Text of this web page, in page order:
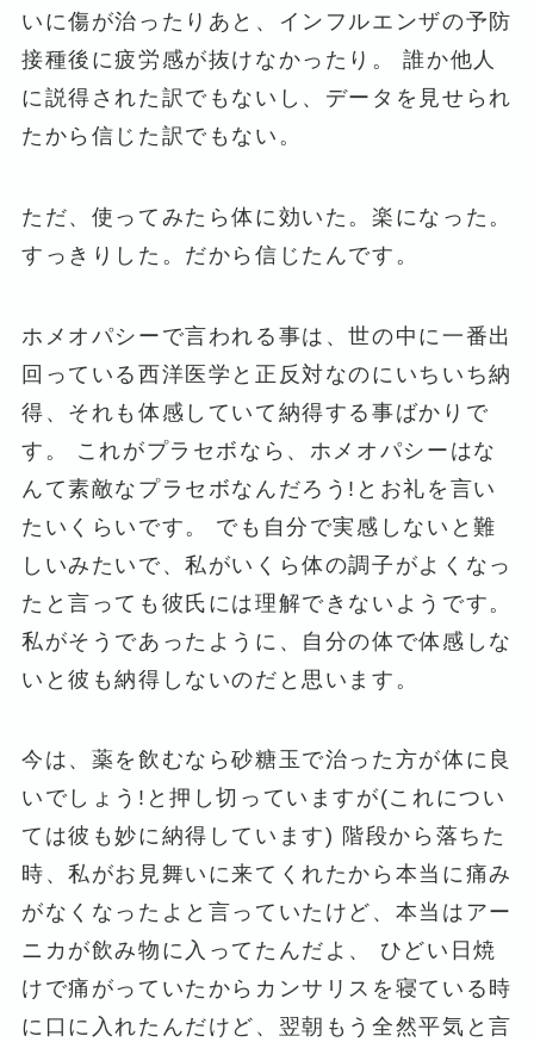
いに傷が治ったりあと、インフルエンザの予防
接種後に疲労感が抜けなかったり。 誰か他人
に説得された訳でもないし、データを見せられ
たから信じた訳でもない。
ただ、使ってみたら体に効いた。楽になった。
すっきりした。だから信じたんです。
ホメオパシーで言われる事は、世の中に一番出
回っている西洋医学と正反対なのにいちいち納
得、それも体感していて納得する事ばかりで
す。 これがプラセボなら、ホメオパシーはな
んて素敵なプラセボなんだろう!とお礼を言い
たいくらいです。 でも自分で実感しないと難
しいみたいで、私がいくら体の調子がよくなっ
たと言っても彼氏には理解できないようです。
私がそうであったように、自分の体で体感しな
いと彼も納得しないのだと思います。
今は、薬を飲むなら砂糖玉で治った方が体に良
いでしょう!と押し切っていますが(これについ
ては彼も妙に納得しています) 階段から落ちた
時、私がお見舞いに来てくれたから本当に痛み
がなくなったよと言っていたけど、本当はアー
ニカが飲み物に入ってたんだよ、 ひどい日焼
けで痛がっていたからカンサリスを寝ている時
に口に入れたんだけど、翌朝もう全然平気と言